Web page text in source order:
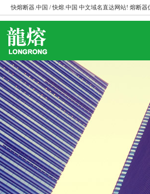
快熔断器.中国 / 快熔.中国 中文域名直达网站! 熔断器